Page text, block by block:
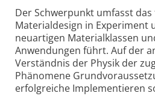
Der Schwerpunkt umfasst
Materialdesign in Experiment
neuartigen Materialklassen
Anwendungen führt. Auf der
Verständnis der Physik der
Phänomene
erfolgreiche Implementieren